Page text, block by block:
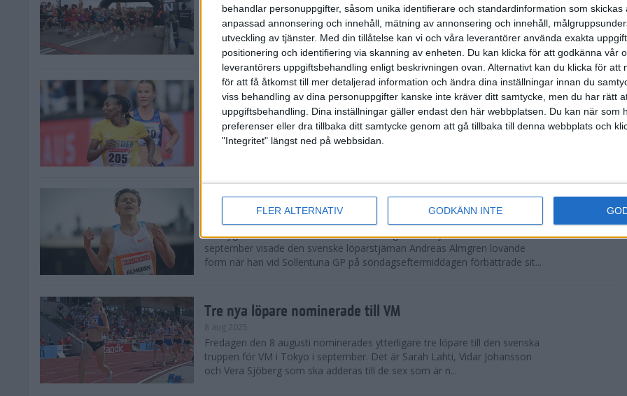
behandlar personuppgifter, såsom unika identifierare och standardinformation som skickas
anpassad annonsering och innehåll, mätning av annonsering och innehåll,
utveckling av tjänster. Med din tillåtelse kan vi och våra leverantörer använda exakta
positionering och identifiering via skanning av enheten. Du kan klicka för att godkänna vår
leverantörers uppgiftsbehandling enligt beskrivningen ovan. Alternativt kan du klicka för att
för att få åtkomst till mer detaljerad information och ändra dina inställningar innan du
viss behandling av dina personuppgifter kanske inte kräver ditt samtycke, men du har rätt
uppgiftsbehandling. Dina inställningar gäller endast den här webbplatsen. Du kan när som
preferenser eller dra tillbaka ditt samtycke genom att gå tillbaka till denna webbplats och
"Integritet" längst ned på webbsidan.
FLER ALTERNATIV GODKÄNN INTE
30 aug 2025
Ett slutsålt och rekordstort adidas Stockholm Halvmaraton avgjordes i
nästintill perfekt löparväder. 18 grader, mulet och väldigt lite vind. Totalt
var 19,866 löpare anmälda, varav 15,807 kom till sta...
Löparna viktiga när Sverige vann Finnkampen
26 aug 2025
Den hundrade upplagan av Finnkampen, världens äldsta och största
landskamp i friidrott, avgjordes inför fullsatta läktare på Stockholms
Svenskt rekord när Almgren testade VM-formen
En dryg månad före friidrotts-VM, som avgörs i Tokyo den 13-21
september visade den svenske löparstjärnan Andreas Almgren lovande
form när han vid Sollentuna GP på söndagseftermiddagen förbättrade sit...
Tre nya löpare nominerade till VM
8 aug 2025
Fredagen den 8 augusti nominerades ytterligare tre löpare till den svenska
truppen för VM i Tokyo i september. Det är Sarah Lahti, Vidar Johansson
och Vera Sjöberg som ska adderas till de sex som är n...